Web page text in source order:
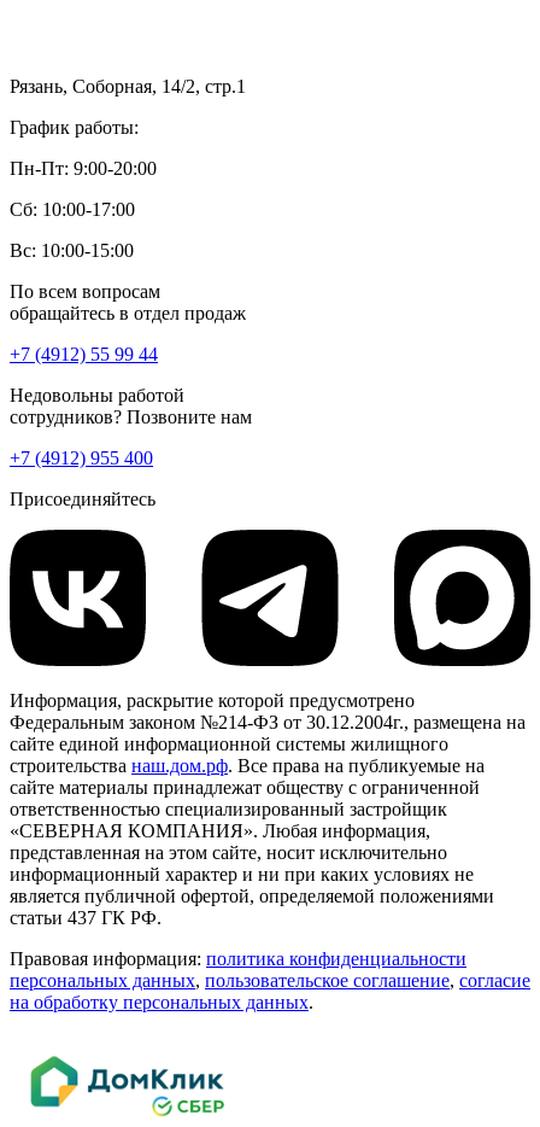
Рязань, Соборная, 14/2, стр.1
График работы:
Пн-Пт: 9:00-20:00
Сб: 10:00-17:00
Вс: 10:00-15:00
По всем вопросам
обращайтесь в отдел продаж
+7 (4912) 55 99 44
Недовольны работой
сотрудников? Позвоните нам
+7 (4912) 955 400
Присоединяйтесь
Информация, раскрытие которой предусмотрено
Федеральным законом №214-ФЗ от 30.12.2004г., размещена на
сайте единой информационной системы жилищного
строительства наш.дом.рф. Все права на публикуемые на
сайте материалы принадлежат обществу с ограниченной
ответственностью специализированный застройщик
«СЕВЕРНАЯ КОМПАНИЯ». Любая информация,
представленная на этом сайте, носит исключительно
информационный характер и ни при каких условиях не
является публичной офертой, определяемой положениями
статьи 437 ГК РФ.
Правовая информация: политика конфиденциальности
персональных данных, пользовательское cоглашение, cогласие
на обработку персональных данных.